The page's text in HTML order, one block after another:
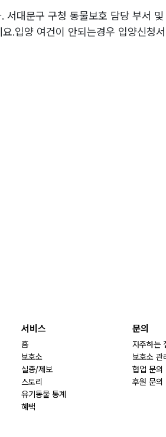
대문구 구청 동물보호 담당 부서
.입양 여건이 안되는경우 입양신청
서비스
홈
보호소
실종/제보
스토리
유기동물 통계
혜택
문의
자주하는
보호소 관
협업 문의
후원 문의